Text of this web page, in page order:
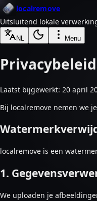
localremove
Uitsluitend lokale
NL Menu
Privacybeleid
Laatst bijgewerkt: 20 april
Bij localremove nemen we
localremove is een
1.
We uploaden je